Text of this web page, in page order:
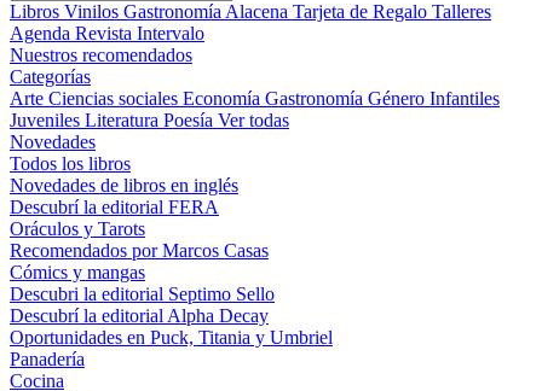
Libros Vinilos Gastronomía Alacena Tarjeta de Regalo Talleres
Agenda Revista Intervalo
Nuestros recomendados
Categorías
Arte Ciencias sociales Economía Gastronomía Género Infantiles
Juveniles Literatura Poesía Ver todas
Novedades
Todos los libros
Novedades de libros en inglés
Descubrí la editorial FERA
Oráculos y Tarots
Recomendados por Marcos Casas
Cómics y mangas
Descubri la editorial Septimo Sello
Descubrí la editorial Alpha Decay
Oportunidades en Puck, Titania y Umbriel
Panadería
Cocina